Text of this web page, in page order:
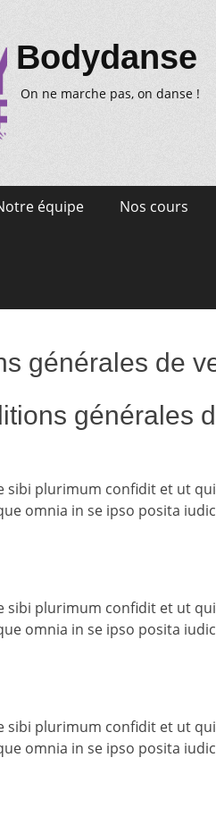
Bodydanse
On ne marche pas, on danse !
équipe Nos cours
générales de
générales
sibi plurimum confidit et ut
omnia in se ipso posita
sibi plurimum confidit et ut
omnia in se ipso posita
sibi plurimum confidit et ut
omnia in se ipso posita